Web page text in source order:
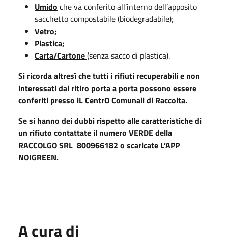
Umido che va conferito all’interno dell’apposito
sacchetto compostabile (biodegradabile);
Vetro;
Plastica;
Carta/Cartone(senza sacco di plastica).
Si ricorda altresì che tutti i rifiuti recuperabili e non
interessati dal ritiro porta a porta possono essere
conferiti presso iL CentrO Comunali di Raccolta.
Se si hanno dei dubbi rispetto alle caratteristiche di
un rifiuto contattate il numero VERDE della
RACCOLGO SRL 800966182 o scaricate L’APP
NOIGREEN.
A cura di